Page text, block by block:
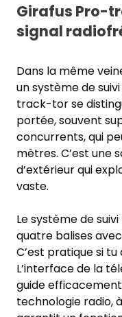
Girafus Pro-
signal
Dans la même
un système de
track-tor se
portée, souvent
concurrents, qui
mètres. C’est une
d’extérieur qui
vaste.
Le système de
quatre balises
C’est pratique si tu
L’interface de la
guide
technologie radio,